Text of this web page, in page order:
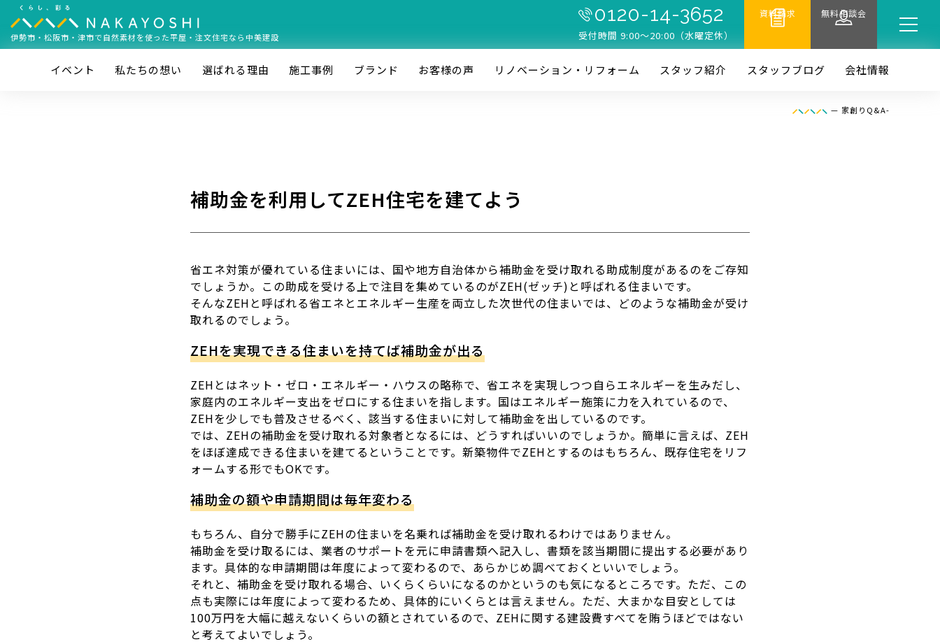
伊勢市・松阪市・津市で自然素材を使った平屋・注文住宅なら中美建設
0120-14-3652
受付時間 9:00〜20:00（水曜定休）
資料請求 無料相談会
イベント 私たちの想い 選ばれる理由 施⼯事例 ブランド お客様の声 リノベーション・リフォーム スタッフ紹介 スタッフブログ 会社情報
— 家創りQ&A-
補助金を利用してZEH住宅を建てよう
省エネ対策が優れている住まいには、国や地方自治体から補助金を受け取れる助成制度があるのをご存知
でしょうか。この助成を受ける上で注目を集めているのがZEH(ゼッチ)と呼ばれる住まいです。
そんなZEHと呼ばれる省エネとエネルギー生産を両立した次世代の住まいでは、どのような補助金が受け
取れるのでしょう。
ZEHを実現できる住まいを持てば補助金が出る
ZEHとはネット・ゼロ・エネルギー・ハウスの略称で、省エネを実現しつつ自らエネルギーを生みだし、
家庭内のエネルギー支出をゼロにする住まいを指します。国はエネルギー施策に力を入れているので、
ZEHを少しでも普及させるべく、該当する住まいに対して補助金を出しているのです。
では、ZEHの補助金を受け取れる対象者となるには、どうすればいいのでしょうか。簡単に言えば、ZEH
をほぼ達成できる住まいを建てるということです。新築物件でZEHとするのはもちろん、既存住宅をリフ
ォームする形でもOKです。
補助金の額や申請期間は毎年変わる
もちろん、自分で勝手にZEHの住まいを名乗れば補助金を受け取れるわけではありません。
補助金を受け取るには、業者のサポートを元に申請書類へ記入し、書類を該当期間に提出する必要があり
ます。具体的な申請期間は年度によって変わるので、あらかじめ調べておくといいでしょう。
それと、補助金を受け取れる場合、いくらくらいになるのかというのも気になるところです。ただ、この
点も実際には年度によって変わるため、具体的にいくらとは言えません。ただ、大まかな目安としては
100万円を大幅に越えないくらいの額とされているので、ZEHに関する建設費すべてを賄うほどではない
と考えてよいでしょう。